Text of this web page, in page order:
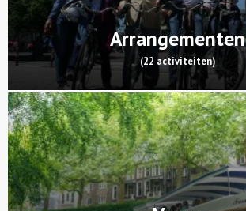
Arrangementen
(22 activiteiten)